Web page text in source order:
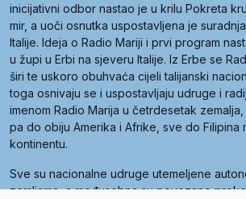
inicijativni odbor nastao je u krilu Pokreta
mir, a uoči osnutka uspostavljena je
Italije. Ideja o Radio Mariji i prvi program
u župi u Erbi na sjeveru Italije. Iz Erbe se
širi te uskoro obuhvaća cijeli talijanski
toga osnivaju se i uspostavljaju udruge i
imenom Radio Marija u četrdesetak
pa do obiju Amerika i Afrike, sve do Filipina
kontinentu.
Sve su nacionalne udruge utemeljene
zemljama, a međusobna su povezane